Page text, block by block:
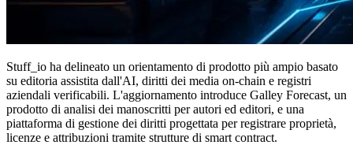
Stuff_io ha delineato un orientamento di prodotto più ampio basato
su editoria assistita dall'AI, diritti dei media on-chain e registri
aziendali verificabili. L'aggiornamento introduce Galley Forecast, un
prodotto di analisi dei manoscritti per autori ed editori, e una
piattaforma di gestione dei diritti progettata per registrare proprietà,
licenze e attribuzioni tramite strutture di smart contract.